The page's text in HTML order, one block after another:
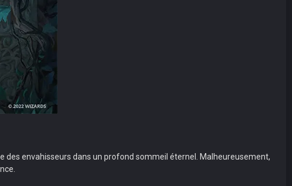
des envahisseurs dans un profond sommeil éternel. Malheureusement,